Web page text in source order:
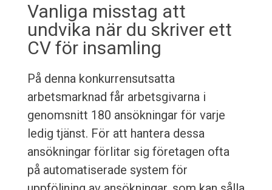
Vanliga misstag att
undvika när du skriver ett
CV för insamling
På denna konkurrensutsatta
arbetsmarknad får arbetsgivarna i
genomsnitt 180 ansökningar för varje
ledig tjänst. För att hantera dessa
ansökningar förlitar sig företagen ofta
på automatiserade system för